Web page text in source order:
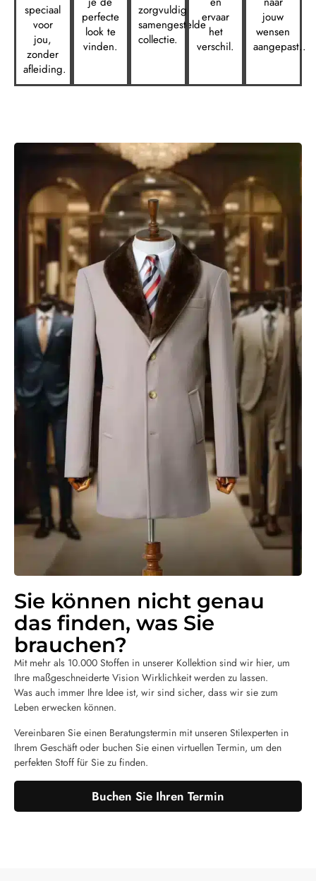
speciaal
voor
jou,
zonder
afleiding.
perfecte
look te
vinden.
zorgvuldig
samengestelde
collectie.
ervaar
het
verschil.
jouw
wensen
aangepast..
Sie können nicht genau
das finden, was Sie
brauchen?
Mit mehr als 10.000 Stoffen in unserer Kollektion sind wir hier, um
Ihre maßgeschneiderte Vision Wirklichkeit werden zu lassen.
Was auch immer Ihre Idee ist, wir sind sicher, dass wir sie zum
Leben erwecken können.
Vereinbaren Sie einen Beratungstermin mit unseren Stilexperten in
Ihrem Geschäft oder buchen Sie einen virtuellen Termin, um den
perfekten Stoff für Sie zu finden.
Buchen Sie Ihren Termin